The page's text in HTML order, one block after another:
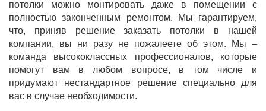
потолки можно монтировать даже в помещении с
полностью законченным ремонтом. Мы гарантируем,
что, приняв решение заказать потолки в нашей
компании, вы ни разу не пожалеете об этом. Мы –
команда высококлассных профессионалов, которые
помогут вам в любом вопросе, в том числе и
придумают нестандартное решение специально для
вас в случае необходимости.